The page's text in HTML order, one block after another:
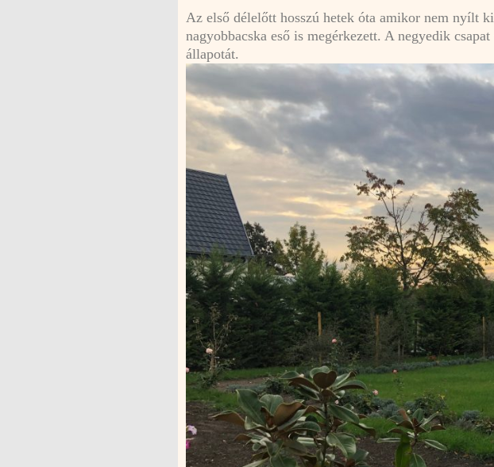
Az első délelőtt hosszú hetek óta amikor nem nyílt
nagyobbacska eső is megérkezett. A negyedik
állapotát.